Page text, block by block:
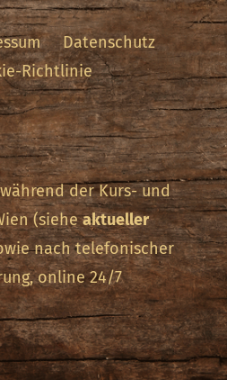
Datenschutz
Richtlinie
der Kurs- und
(sieheaktueller
nach telefonischer
online 24/7